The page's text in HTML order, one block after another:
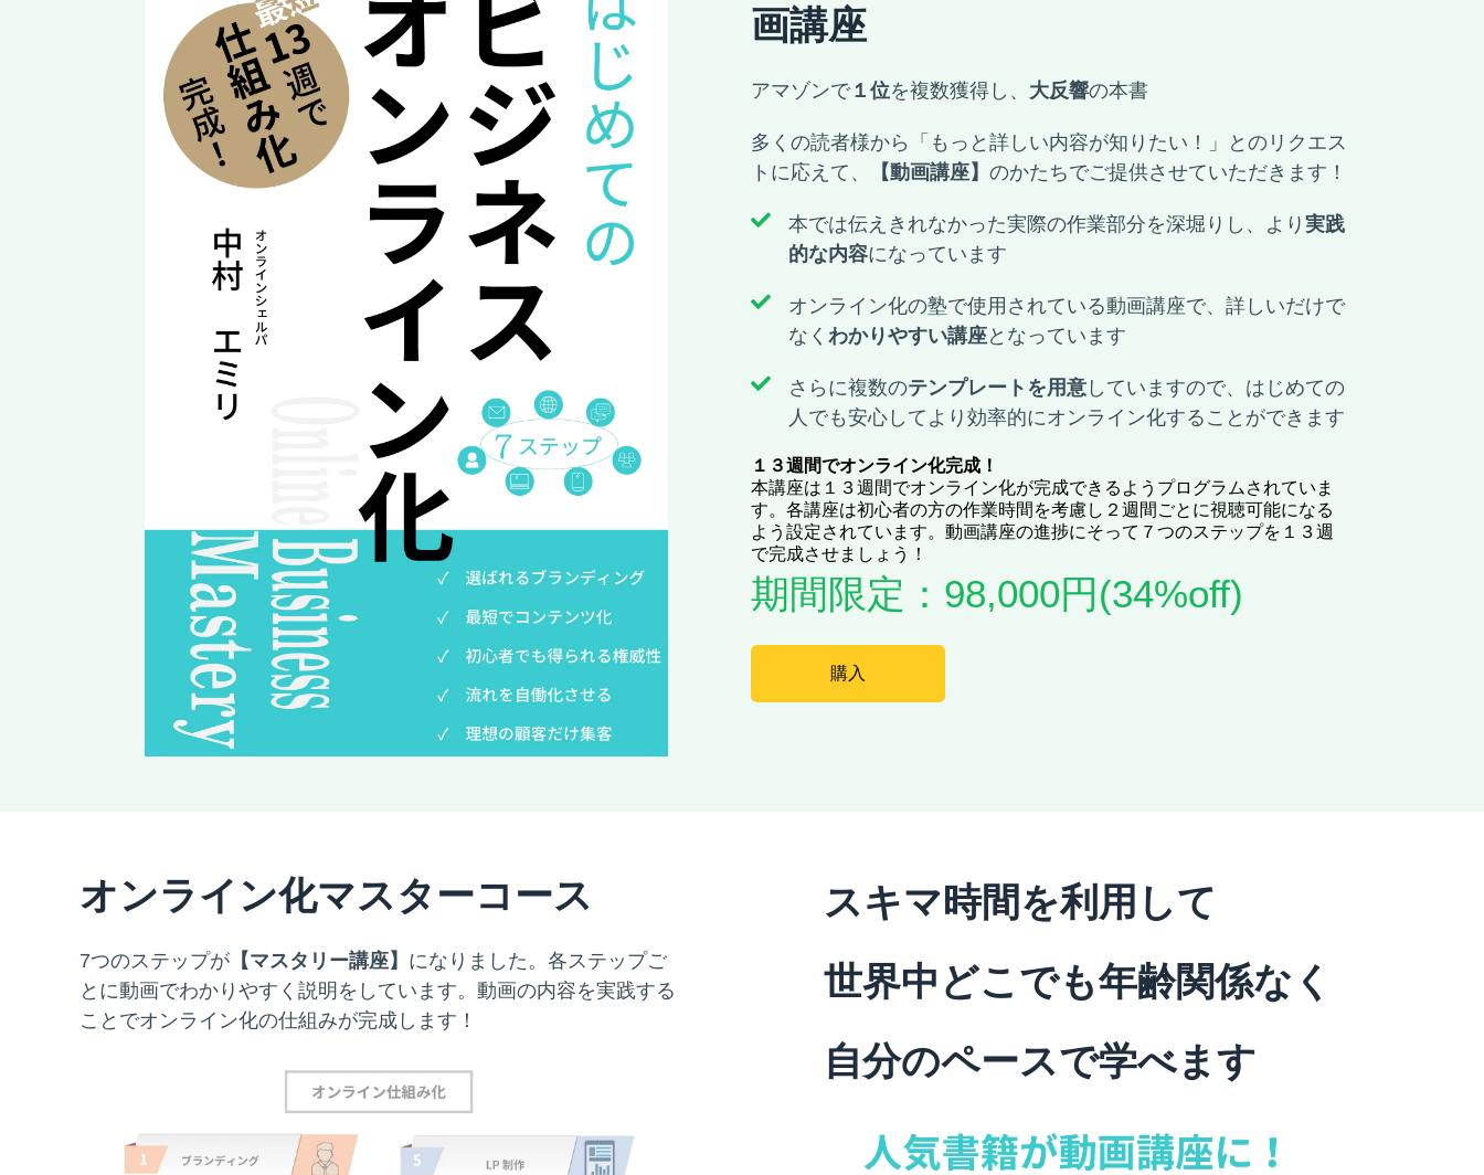
画講座
アマゾンで１位を複数獲得し、 大反響の本書
多くの読者様から「もっと詳しい内容が知りたい！」とのリクエス
トに応えて、
【動画講座】 のかたちでご提供させていただきます！
本では伝えきれなかった実際の作業部分を深堀りし、より 実践
的な内容になっています
オンライン化の塾で使用されている動画講座で、詳しいだけで
なく わかりやすい講座となっています
さらに複数のテンプレートを用意 していますので、はじめての
人でも安心してより効率的にオンライン化することができます
１３週間でオンライン化完成！
本講座は１３週間でオンライン化が完成できるようプログラムされていま
す。各講座は初心者の方の作業時間を考慮し２週間ごとに視聴可能になる
よう設定されています。動画講座の進捗にそって７つのステップを１３週
で完成させましょう！
期間限定：98,000円(34%off)
購入
オンライン化マスターコース
7つのステップが 【マスタリー講座】 になりました。各ステップご
とに動画でわかりやすく説明をしています。動画の内容を実践する
ことでオンライン化の仕組みが完成します！
スキマ時間を利用して
世界中どこでも年齢関係なく
自分のペースで学べます